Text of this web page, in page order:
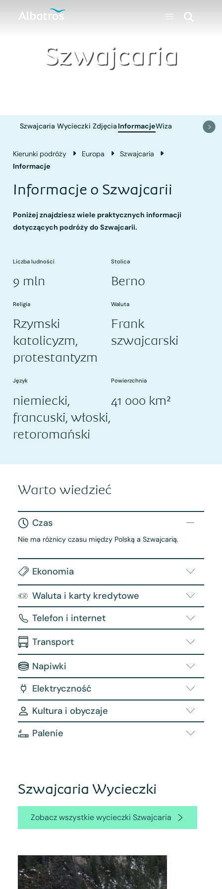
Szwajcaria
Szwajcaria Wycieczki Zdjęcia InformacjeWiza
Kierunki podróży Europa
Szwajcaria
Informacje
Informacje o Szwajcarii
Poniżej znajdziesz wiele praktycznych informacji
dotyczących podróży do Szwajcarii.
Liczba ludności
9 mln
Stolica
Berno
Religia
Rzymski
katolicyzm,
protestantyzm
Waluta
Frank
szwajcarski
Język
niemiecki,
francuski, włoski,
retoromański
Powierzchnia
41 000 km²
Warto wiedzieć
Czas
Nie ma różnicy czasu między Polską a Szwajcarią.
Ekonomia
Waluta i karty kredytowe
Telefon i internet
Transport
Napiwki
Elektryczność
Kultura i obyczaje
Palenie
Szwajcaria Wycieczki
Zobacz wszystkie wycieczki Szwajcaria